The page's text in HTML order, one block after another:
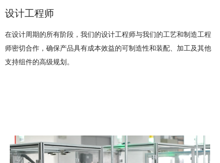
设计工程师
在设计周期的所有阶段，我们的设计工程师与我们的工艺和制造工程
师密切合作，确保产品具有成本效益的可制造性和装配、加工及其他
支持组件的高级规划。